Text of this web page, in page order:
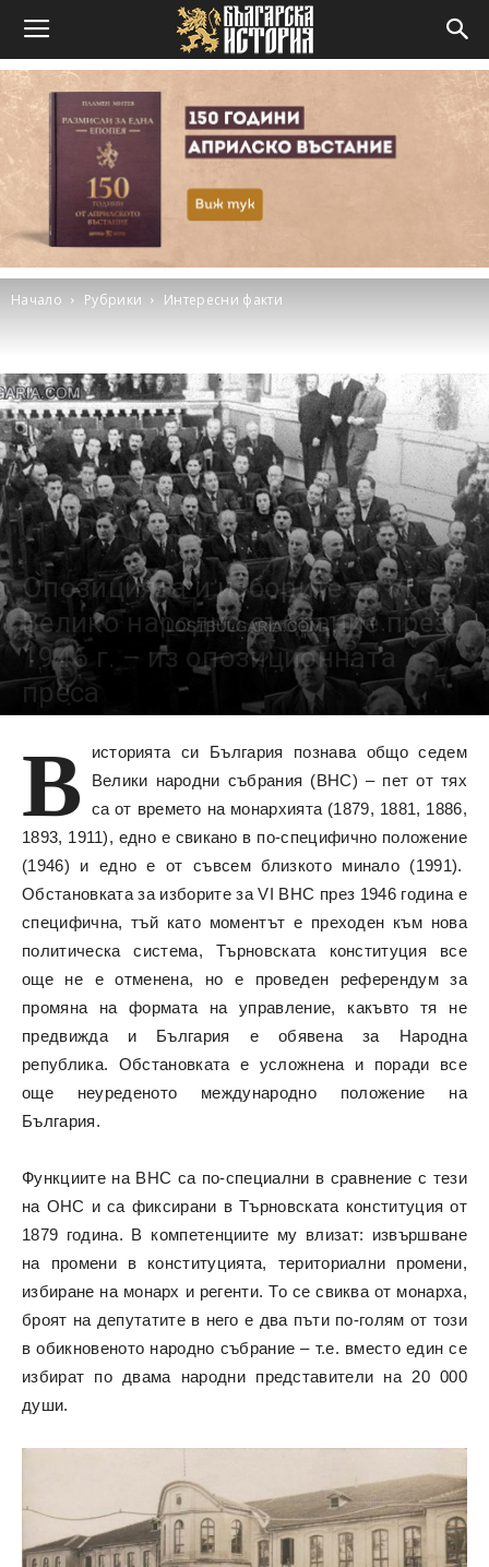
Начало Рубрики Интересни факти
Опозицията и изборите за VI
Велико народно събрание през
1946 г. – из опозиционната
преса
В
историята си България познава общо седем
Велики народни събрания (ВНС) ­– пет от тях
са от времето на монархията (1879, 1881, 1886,
1893, 1911), едно е свикано в по-специфично положение
(1946) и едно е от съвсем близкото минало (1991).
Обстановката за изборите за VI ВНС през 1946 година е
специфична, тъй като моментът е преходен към нова
политическа система, Търновската конституция все
още не е отменена, но е проведен референдум за
промяна на формата на управление, какъвто тя не
предвижда и България е обявена за Народна
република. Обстановката е усложнена и поради все
още неуреденото международно положение на
България.
Функциите на ВНС са по-специални в сравнение с тези
на ОНС и са фиксирани в Търновската конституция от
1879 година. В компетенциите му влизат: извършване
на промени в конституцията, териториални промени,
избиране на монарх и регенти. То се свиква от монарха,
броят на депутатите в него е два пъти по-голям от този
в обикновеното народно събрание – т.е. вместо един се
избират по двама народни представители на 20 000
души.